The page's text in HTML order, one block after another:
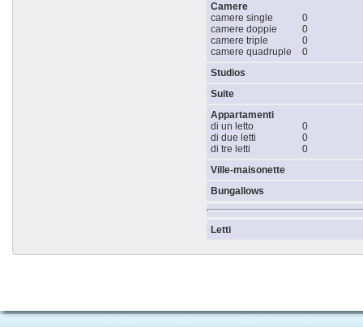
Camere
camere single
0
camere doppie
0
camere triple
0
camere quadruple
0
Studios
Suite
Appartamenti
di un letto
0
di due letti
0
di tre letti
0
Ville-maisonette
Bungallows
Letti